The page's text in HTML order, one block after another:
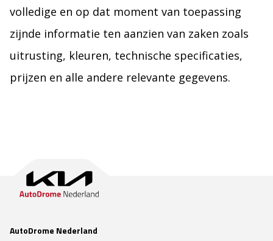
volledige en op dat moment van toepassing
zijnde informatie ten aanzien van zaken zoals
uitrusting, kleuren, technische specificaties,
prijzen en alle andere relevante gegevens.
AutoDrome Nederland